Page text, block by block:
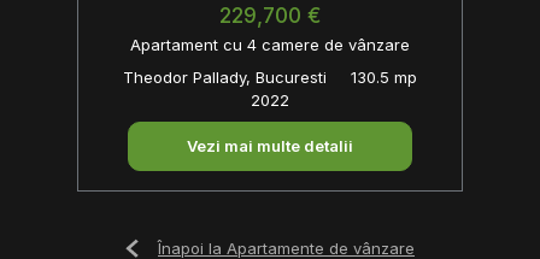
229,700 €
Apartament cu 4 camere de vânzare
Theodor Pallady, Bucuresti
130.5 mp
2022
Vezi mai multe detalii
Înapoi la Apartamente de vânzare